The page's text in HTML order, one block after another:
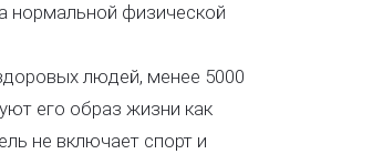
нормальной физической
людей, менее 5000
его образ жизни как
не включает спорт и